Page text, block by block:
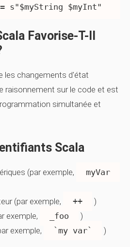
Favorise-T-Il
les changements d'état
raisonnement sur le code et est
simultanée et
Scala
(par exemple,
myVar
(par exemple,
++
)
exemple,
_foo
)
exemple,
`my var` )